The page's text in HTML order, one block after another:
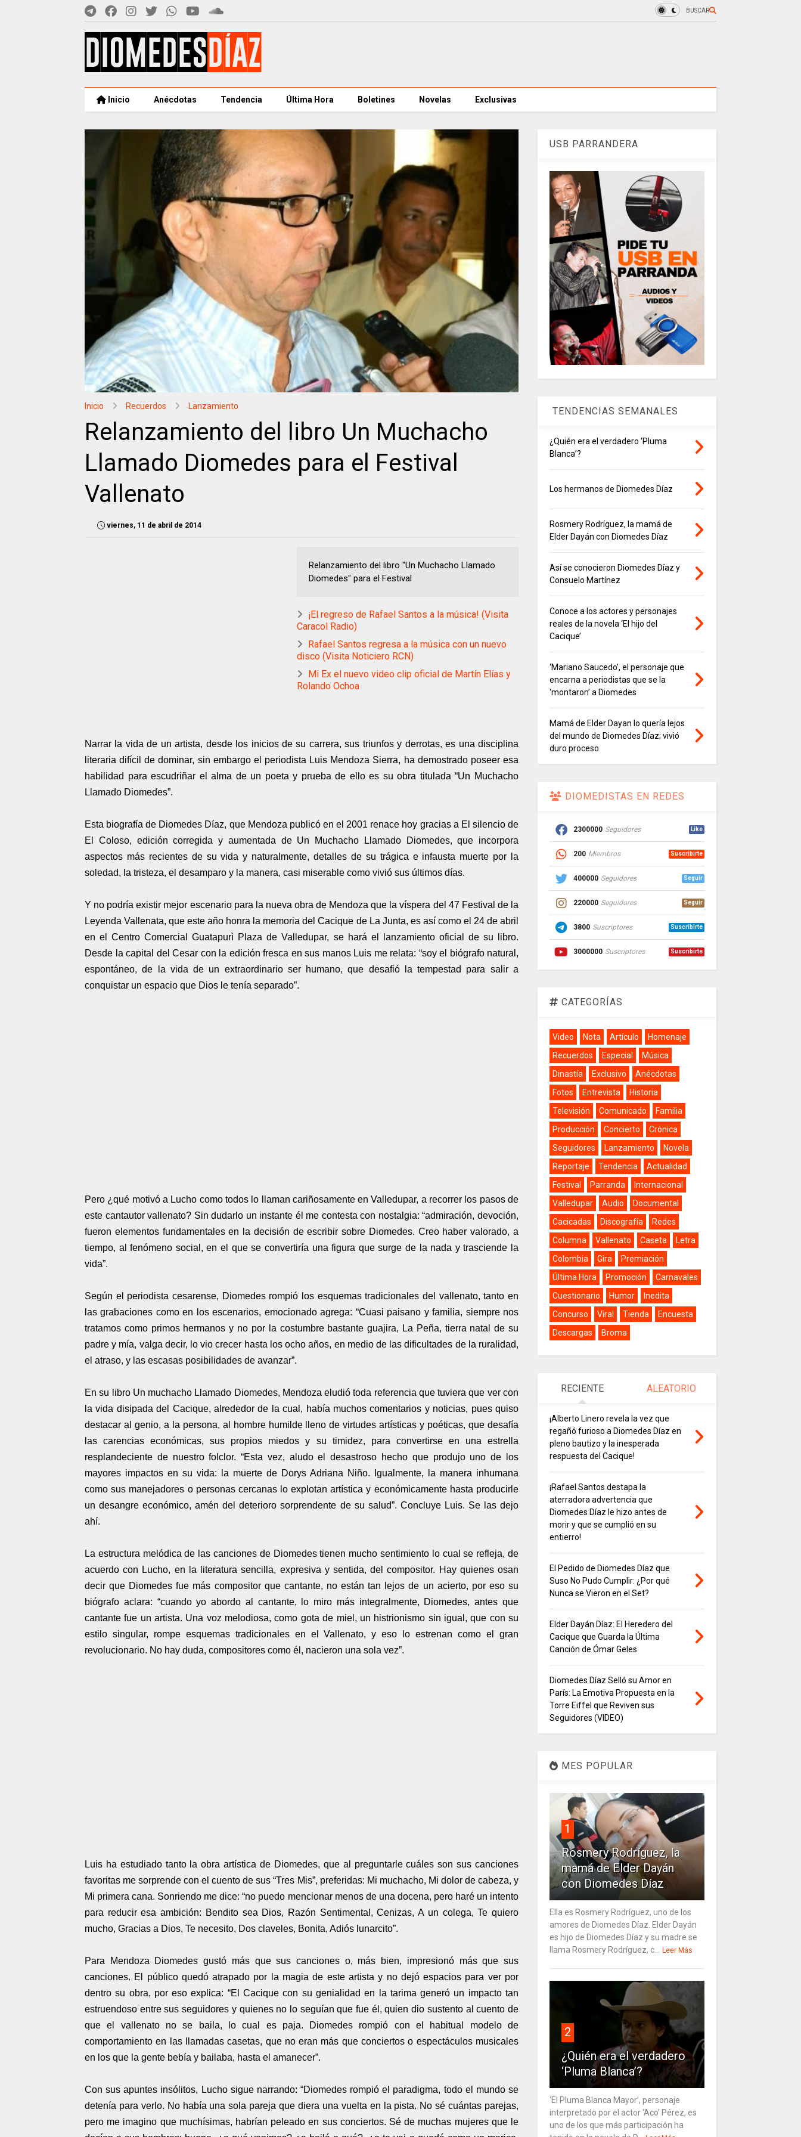
BUSCAR
Inicio Anécdotas Tendencia Última Hora Boletines Novelas Exclusivas
Inicio Recuerdos Lanzamiento
Relanzamiento del libro Un Muchacho
Llamado Diomedes para el Festival
Vallenato
viernes, 11 de abril de 2014
Relanzamiento del libro "Un Muchacho Llamado
Diomedes" para el Festival
¡El regreso de Rafael Santos a la música! (Visita
Caracol Radio)
Rafael Santos regresa a la música con un nuevo
disco (Visita Noticiero RCN)
Mi Ex el nuevo video clip oficial de Martín Elías y
Rolando Ochoa
Narrar la vida de un artista, desde los inicios de su carrera, sus triunfos y derrotas, es una disciplina
literaria difícil de dominar, sin embargo el periodista Luis Mendoza Sierra, ha demostrado poseer esa
habilidad para escudriñar el alma de un poeta y prueba de ello es su obra titulada “Un Muchacho
Llamado Diomedes”.
Esta biografía de Diomedes Díaz, que Mendoza publicó en el 2001 renace hoy gracias a El silencio de
El Coloso, edición corregida y aumentada de Un Muchacho Llamado Diomedes, que incorpora
aspectos más recientes de su vida y naturalmente, detalles de su trágica e infausta muerte por la
soledad, la tristeza, el desamparo y la manera, casi miserable como vivió sus últimos días.
Y no podría existir mejor escenario para la nueva obra de Mendoza que la víspera del 47 Festival de la
Leyenda Vallenata, que este año honra la memoria del Cacique de La Junta, es así como el 24 de abril
en el Centro Comercial Guatapurì Plaza de Valledupar, se hará el lanzamiento oficial de su libro.
Desde la capital del Cesar con la edición fresca en sus manos Luis me relata: “soy el biógrafo natural,
espontáneo, de la vida de un extraordinario ser humano, que desafió la tempestad para salir a
conquistar un espacio que Dios le tenía separado”.
Pero ¿qué motivó a Lucho como todos lo llaman cariñosamente en Valledupar, a recorrer los pasos de
este cantautor vallenato? Sin dudarlo un instante él me contesta con nostalgia: “admiración, devoción,
fueron elementos fundamentales en la decisión de escribir sobre Diomedes. Creo haber valorado, a
tiempo, al fenómeno social, en el que se convertiría una figura que surge de la nada y trasciende la
vida”.
Según el periodista cesarense, Diomedes rompió los esquemas tradicionales del vallenato, tanto en
las grabaciones como en los escenarios, emocionado agrega: “Cuasi paisano y familia, siempre nos
tratamos como primos hermanos y no por la costumbre bastante guajira, La Peña, tierra natal de su
padre y mía, valga decir, lo vio crecer hasta los ocho años, en medio de las dificultades de la ruralidad,
el atraso, y las escasas posibilidades de avanzar”.
En su libro Un muchacho Llamado Diomedes, Mendoza eludió toda referencia que tuviera que ver con
la vida disipada del Cacique, alrededor de la cual, había muchos comentarios y noticias, pues quiso
destacar al genio, a la persona, al hombre humilde lleno de virtudes artísticas y poéticas, que desafía
las carencias económicas, sus propios miedos y su timidez, para convertirse en una estrella
resplandeciente de nuestro folclor. “Esta vez, aludo el desastroso hecho que produjo uno de los
mayores impactos en su vida: la muerte de Dorys Adriana Niño. Igualmente, la manera inhumana
como sus manejadores o personas cercanas lo explotan artística y económicamente hasta producirle
un desangre económico, amén del deterioro sorprendente de su salud”. Concluye Luis. Se las dejo
ahí.
La estructura melódica de las canciones de Diomedes tienen mucho sentimiento lo cual se refleja, de
acuerdo con Lucho, en la literatura sencilla, expresiva y sentida, del compositor. Hay quienes osan
decir que Diomedes fue más compositor que cantante, no están tan lejos de un acierto, por eso su
biógrafo aclara: “cuando yo abordo al cantante, lo miro más integralmente, Diomedes, antes que
cantante fue un artista. Una voz melodiosa, como gota de miel, un histrionismo sin igual, que con su
estilo singular, rompe esquemas tradicionales en el Vallenato, y eso lo estrenan como el gran
revolucionario. No hay duda, compositores como él, nacieron una sola vez”.
Luis ha estudiado tanto la obra artística de Diomedes, que al preguntarle cuáles son sus canciones
favoritas me sorprende con el cuento de sus “Tres Mis”, preferidas: Mi muchacho, Mi dolor de cabeza, y
Mi primera cana. Sonriendo me dice: “no puedo mencionar menos de una docena, pero haré un intento
para reducir esa ambición: Bendito sea Dios, Razón Sentimental, Cenizas, A un colega, Te quiero
mucho, Gracias a Dios, Te necesito, Dos claveles, Bonita, Adiós lunarcito”.
Para Mendoza Diomedes gustó más que sus canciones o, más bien, impresionó más que sus
canciones. El público quedó atrapado por la magia de este artista y no dejó espacios para ver por
dentro su obra, por eso explica: “El Cacique con su genialidad en la tarima generó un impacto tan
estruendoso entre sus seguidores y quienes no lo seguían que fue él, quien dio sustento al cuento de
que el vallenato no se baila, lo cual es paja. Diomedes rompió con el habitual modelo de
comportamiento en las llamadas casetas, que no eran más que conciertos o espectáculos musicales
en los que la gente bebía y bailaba, hasta el amanecer”.
Con sus apuntes insólitos, Lucho sigue narrando: “Diomedes rompió el paradigma, todo el mundo se
detenía para verlo. No había una sola pareja que diera una vuelta en la pista. No sé cuántas parejas,
pero me imagino que muchísimas, habrían peleado en sus conciertos. Sé de muchas mujeres que le
USB PARRANDERA
TENDENCIAS SEMANALES
¿Quién era el verdadero ‘Pluma
Blanca’?
Los hermanos de Diomedes Díaz
Rosmery Rodríguez, la mamá de
Elder Dayán con Diomedes Díaz
Así se conocieron Diomedes Díaz y
Consuelo Martínez
Conoce a los actores y personajes
reales de la novela ‘El hijo del
Cacique’
‘Mariano Saucedo’, el personaje que
encarna a periodistas que se la
‘montaron’ a Diomedes
Mamá de Elder Dayan lo quería lejos
del mundo de Diomedes Díaz; vivió
duro proceso
DIOMEDISTAS EN REDES
2300000 Seguidores Like
200 Miembros Suscribirte
400000 Seguidores Seguir
220000 Seguidores Seguir
3800 Suscriptores Suscribirte
3000000 Suscriptores Suscribirte
CATEGORÍAS
Video Nota Artículo
Homenaje
Recuerdos
Especial
Música
Dinastía
Exclusivo
Anécdotas
Fotos
Entrevista
Historia
Televisión
Comunicado
Familia
Producción
Concierto
Crónica
Seguidores
Lanzamiento
Novela
Reportaje
Tendencia
Actualidad
Festival
Parranda
Internacional
Valledupar
Audio
Documental
Cacicadas
Discografía
Redes
Columna
Vallenato Caseta
Letra
Colombia
Gira
Premiación
Última Hora
Promoción
Carnavales
Cuestionario
Humor
Inedita
Concurso
Viral Tienda
Encuesta
Descargas
Broma
RECIENTE ALEATORIO
¡Alberto Linero revela la vez que
regañó furioso a Diomedes Díaz en
pleno bautizo y la inesperada
respuesta del Cacique!
¡Rafael Santos destapa la
aterradora advertencia que
Diomedes Díaz le hizo antes de
morir y que se cumplió en su
entierro!
El Pedido de Diomedes Díaz que
Suso No Pudo Cumplir: ¿Por qué
Nunca se Vieron en el Set?
Elder Dayán Díaz: El Heredero del
Cacique que Guarda la Última
Canción de Ómar Geles
Diomedes Díaz Selló su Amor en
París: La Emotiva Propuesta en la
Torre Eiffel que Reviven sus
Seguidores (VIDEO)
MES POPULAR
1
Rosmery Rodríguez, la
mamá de Elder Dayán
con Diomedes Díaz
Ella es Rosmery Rodríguez, uno de los
amores de Diomedes Díaz. Elder Dayán
es hijo de Diomedes Díaz y su madre se
llama Rosmery Rodríguez, c... Leer Más
2
¿Quién era el verdadero
‘Pluma Blanca’?
‘El Pluma Blanca Mayor’, personaje
interpretado por el actor ‘Aco’ Pérez, es
uno de los que más participación ha